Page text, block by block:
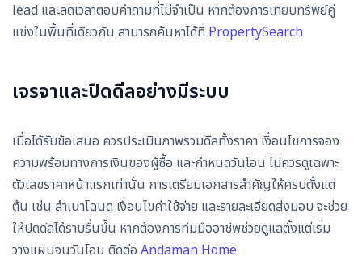
lead และลดเวลาตอบคำถามที่ไม่จำเป็น หากต้องการเทียบทรัพย์คู่
แข่งในพื้นที่เดียวกัน สามารถค้นหาได้ที่ PropertySearch
เจรจาและปิดดีลอย่างมีระบบ
เมื่อได้รับข้อเสนอ ควรประเมินภาพรวมดีลทั้งราคา เงื่อนไขการจอง
ความพร้อมทางการเงินของผู้ซื้อ และกำหนดวันโอน ไม่ควรดูเฉพาะ
ตัวเลขราคาหน้าแรกเท่านั้น การเตรียมเอกสารสำคัญให้ครบตั้งแต่
ต้น เช่น สำเนาโฉนด เงื่อนไขค่าใช้จ่าย และรายละเอียดส่งมอบ จะช่วย
ให้ปิดดีลได้ราบรื่นขึ้น หากต้องการทีมมืออาชีพช่วยดูแลตั้งแต่เริ่ม
วางแผนจนวันโอน ติดต่อ Andaman Home